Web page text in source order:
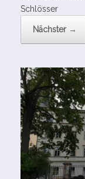
Schlösser
Nächster →